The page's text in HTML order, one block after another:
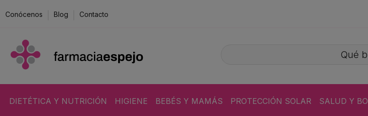
Conócenos Blog Contacto
DIETÉTICA Y NUTRICIÓN HIGIENE BEBÉS Y MAMÁS PROTECCIÓN SOLAR SALUD Y